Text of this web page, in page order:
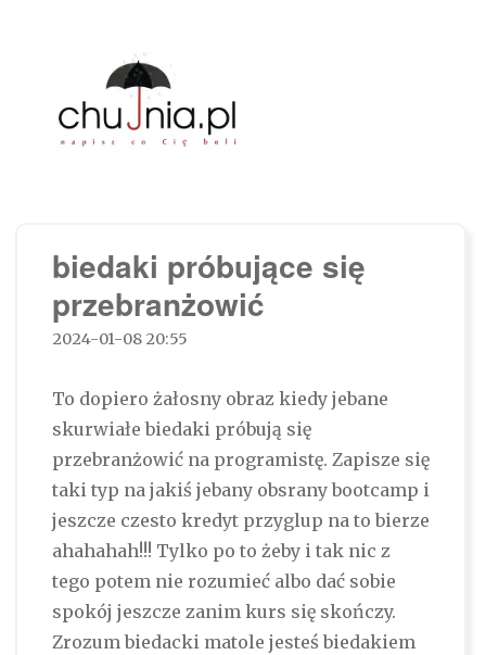
biedaki próbujące się
przebranżowić
2024-01-08 20:55
To dopiero żałosny obraz kiedy jebane
skurwiałe biedaki próbują się
przebranżowić na programistę. Zapisze się
taki typ na jakiś jebany obsrany bootcamp i
jeszcze czesto kredyt przyglup na to bierze
ahahahah!!! Tylko po to żeby i tak nic z
tego potem nie rozumieć albo dać sobie
spokój jeszcze zanim kurs się skończy.
Zrozum biedacki matole jesteś biedakiem